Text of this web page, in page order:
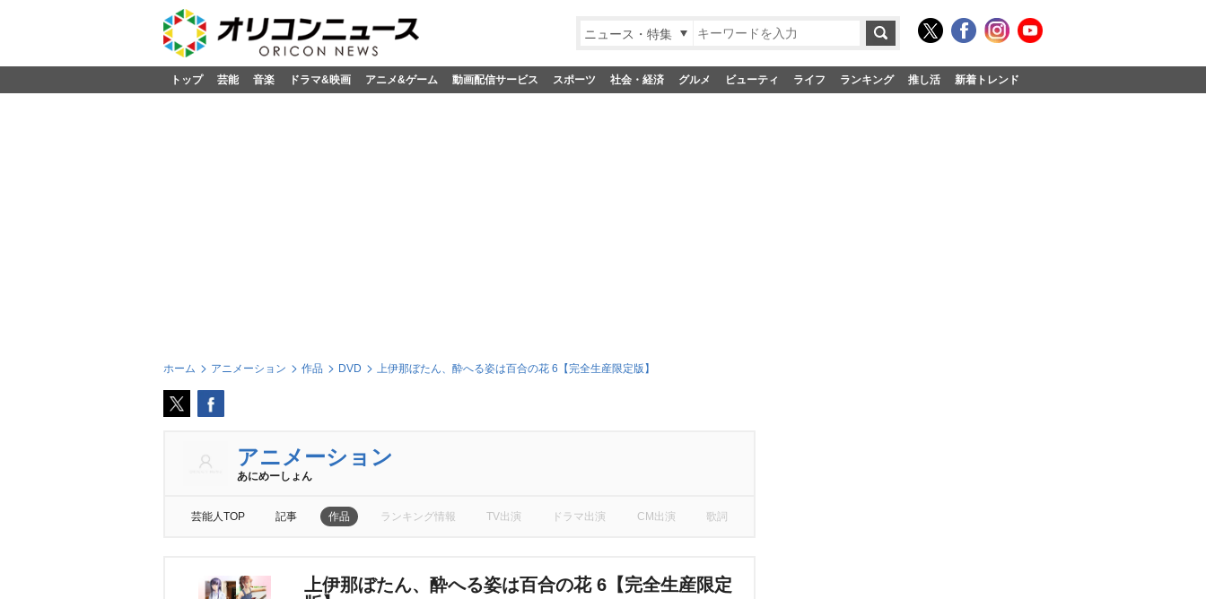
ニュース・特集
トップ 芸能 音楽 ドラマ&映画 アニメ&ゲーム 動画配信サービス スポーツ 社会・経済 グルメ ビューティ ライフ ランキング 推し活 新着トレンド
ホーム アニメーション 作品 DVD 上伊那ぼたん、酔へる姿は百合の花 6【完全生産限定版】
アニメーション
あにめーしょん
芸能人TOP 記事 作品 ランキング情報 TV出演 ドラマ出演 CM出演 歌詞
上伊那ぼたん、酔へる姿は百合の花 6【完全生産限定